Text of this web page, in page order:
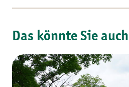
Das könnte Sie